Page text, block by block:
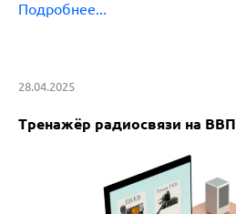
Подробнее...
28.04.2025
Тренажёр радиосвязи на ВВП